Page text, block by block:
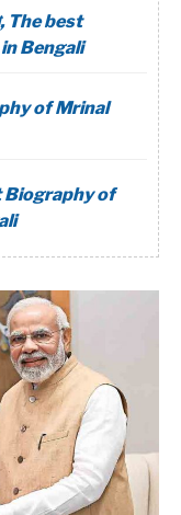
The best
Bengali
of Mrinal
Biography of